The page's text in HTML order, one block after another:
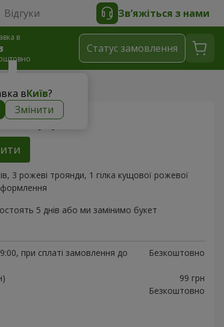
Відгуки Зв’яжіться з нами
в
вКиїв?
Змінити
Статус замовлення
зефір"
3 рожеві троянди, 1 гілка кущової рожевої
5 днів або ми замінимо букет
при сплаті замовлення до
Безкоштовно
99 грн
Безкоштовно